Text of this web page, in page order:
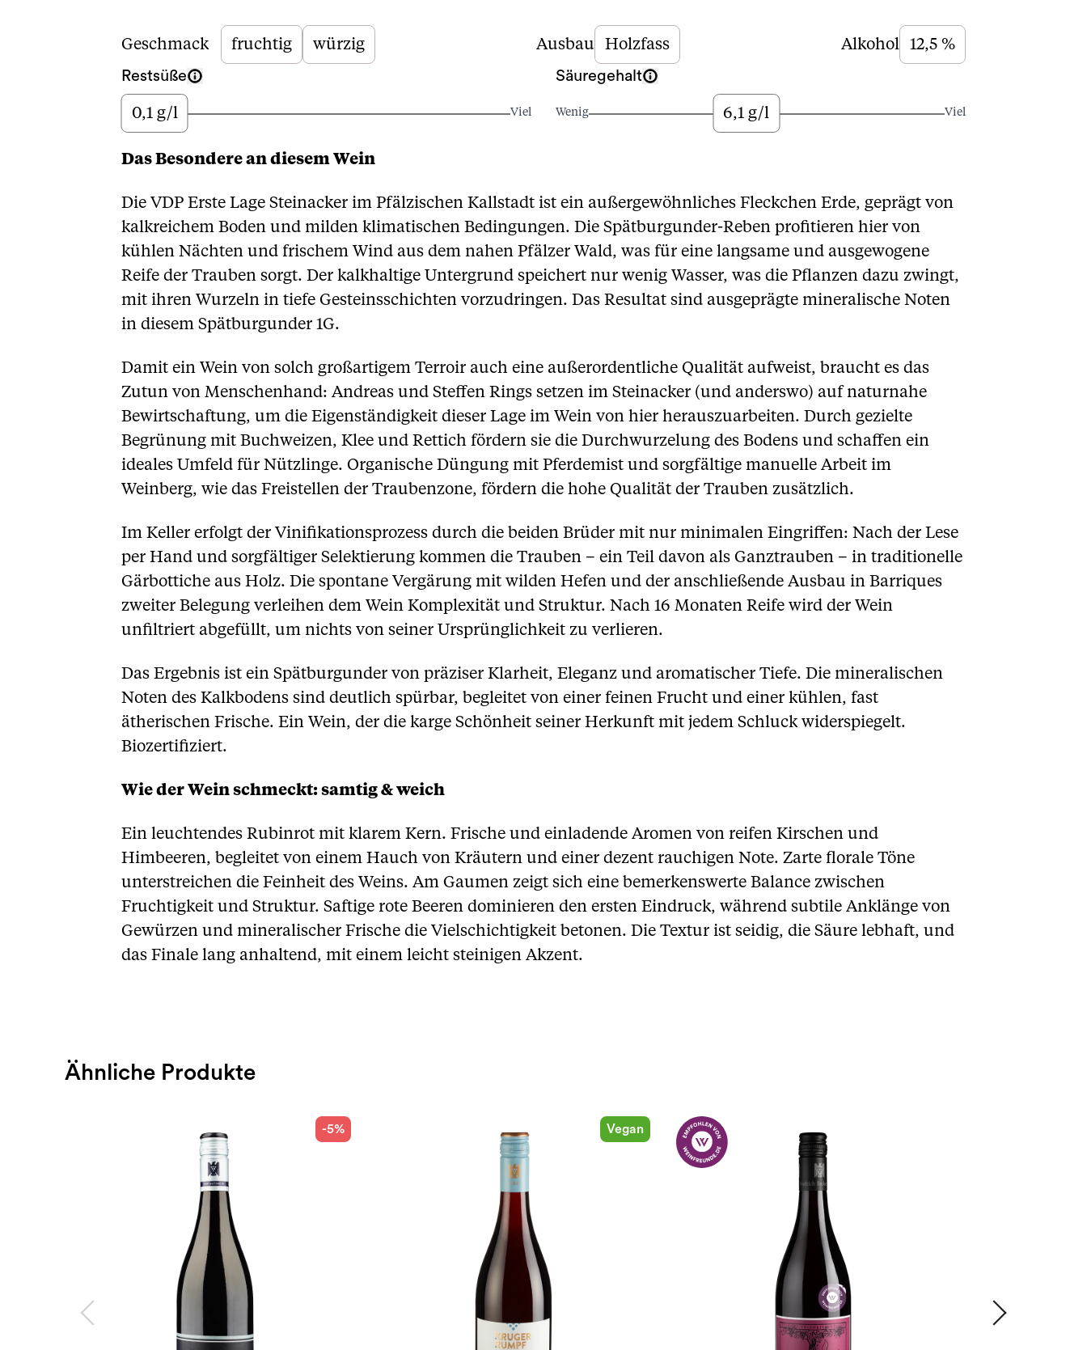
Beschreibung
Geschmack fruchtig würzig Ausbau Holzfass Alkohol
12,5 %
Restsüße
Wenig
0,1 g/l Viel
Säuregehalt
Wenig 6,1 g/l Viel
Das Besondere an diesem Wein
Die VDP Erste Lage Steinacker im Pfälzischen Kallstadt ist ein außergewöhnliches Fleckchen Erde, geprägt von
kalkreichem Boden und milden klimatischen Bedingungen. Die Spätburgunder-Reben profitieren hier von
kühlen Nächten und frischem Wind aus dem nahen Pfälzer Wald, was für eine langsame und ausgewogene
Reife der Trauben sorgt. Der kalkhaltige Untergrund speichert nur wenig Wasser, was die Pflanzen dazu zwingt,
mit ihren Wurzeln in tiefe Gesteinsschichten vorzudringen. Das Resultat sind ausgeprägte mineralische Noten
in diesem Spätburgunder 1G.
Damit ein Wein von solch großartigem Terroir auch eine außerordentliche Qualität aufweist, braucht es das
Zutun von Menschenhand: Andreas und Steffen Rings setzen im Steinacker (und anderswo) auf naturnahe
Bewirtschaftung, um die Eigenständigkeit dieser Lage im Wein von hier herauszuarbeiten. Durch gezielte
Begrünung mit Buchweizen, Klee und Rettich fördern sie die Durchwurzelung des Bodens und schaffen ein
ideales Umfeld für Nützlinge. Organische Düngung mit Pferdemist und sorgfältige manuelle Arbeit im
Weinberg, wie das Freistellen der Traubenzone, fördern die hohe Qualität der Trauben zusätzlich.
Im Keller erfolgt der Vinifikationsprozess durch die beiden Brüder mit nur minimalen Eingriffen: Nach der Lese
per Hand und sorgfältiger Selektierung kommen die Trauben – ein Teil davon als Ganztrauben – in traditionelle
Gärbottiche aus Holz. Die spontane Vergärung mit wilden Hefen und der anschließende Ausbau in Barriques
zweiter Belegung verleihen dem Wein Komplexität und Struktur. Nach 16 Monaten Reife wird der Wein
unfiltriert abgefüllt, um nichts von seiner Ursprünglichkeit zu verlieren.
Das Ergebnis ist ein Spätburgunder von präziser Klarheit, Eleganz und aromatischer Tiefe. Die mineralischen
Noten des Kalkbodens sind deutlich spürbar, begleitet von einer feinen Frucht und einer kühlen, fast
ätherischen Frische. Ein Wein, der die karge Schönheit seiner Herkunft mit jedem Schluck widerspiegelt.
Biozertifiziert.
Wie der Wein schmeckt: samtig & weich
Ein leuchtendes Rubinrot mit klarem Kern. Frische und einladende Aromen von reifen Kirschen und
Himbeeren, begleitet von einem Hauch von Kräutern und einer dezent rauchigen Note. Zarte florale Töne
unterstreichen die Feinheit des Weins. Am Gaumen zeigt sich eine bemerkenswerte Balance zwischen
Fruchtigkeit und Struktur. Saftige rote Beeren dominieren den ersten Eindruck, während subtile Anklänge von
Gewürzen und mineralischer Frische die Vielschichtigkeit betonen. Die Textur ist seidig, die Säure lebhaft, und
das Finale lang anhaltend, mit einem leicht steinigen Akzent.
Ähnliche Produkte
-5% Vegan